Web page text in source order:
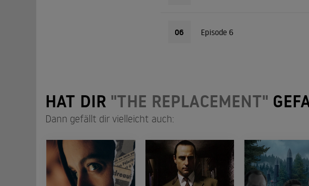
06 Episode 6
HAT DIR "THE REPLACEMENT"
Dann gefällt dir vielleicht auch: